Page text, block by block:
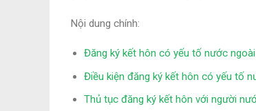
Nội dung chính:
Đăng ký kết hôn có yếu tố nước ngoài
Điều kiện đăng ký kết hôn có yếu tố
Thủ tục đăng ký kết hôn với người